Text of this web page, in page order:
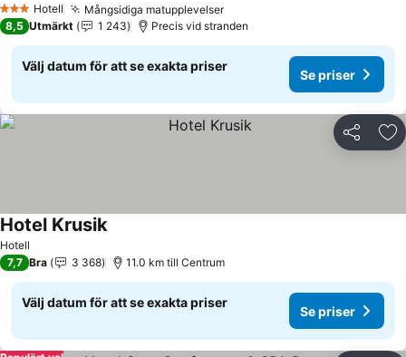
3 StjärnorHotell Mångsidiga matupplevelser
8,5 Utmärkt 1 243 Precis vid stranden
Välj datum för att se exakta priser
Se priser
Dela
Hotell
Hotel Krusik
7,7 Bra 3 368 11.0 km till Centrum
Välj datum för att se exakta priser
Se priser